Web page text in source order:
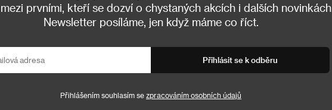
prvními, kteří se dozví o chystaných akcích i dalších novinkách.
Newsletter posíláme, jen když máme co říct.
Přihlásit se k odběru
Přihlášením souhlasím se zpracováním osobních údajů